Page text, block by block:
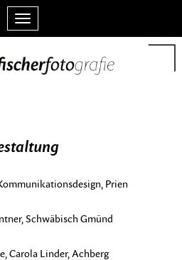
Toggle
Prien
Schwäbisch Gmünd
Carola Linder, Achberg